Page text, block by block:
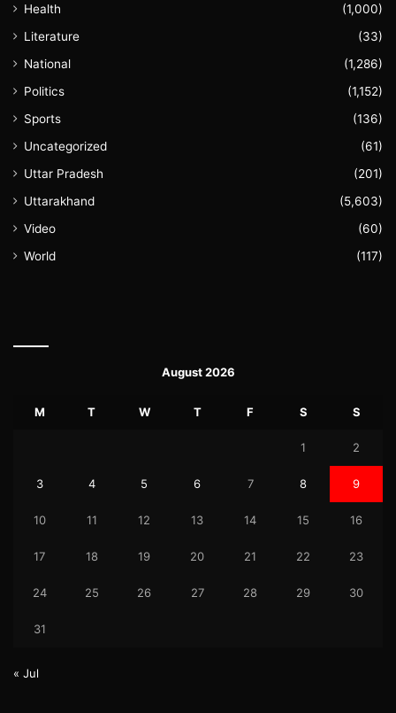
Health
(1,000)
Literature
(33)
National
(1,286)
Politics
(1,152)
Sports
(136)
Uncategorized
(61)
Uttar Pradesh
(201)
Uttarakhand
(5,603)
Video
(60)
World
(117)
August 2026
M T W T F S S
1 2
3 4 5 6 7 8 9
10 11 12 13 14 15 16
17 18 19 20 21 22 23
24 25 26 27 28 29 30
31
« Jul